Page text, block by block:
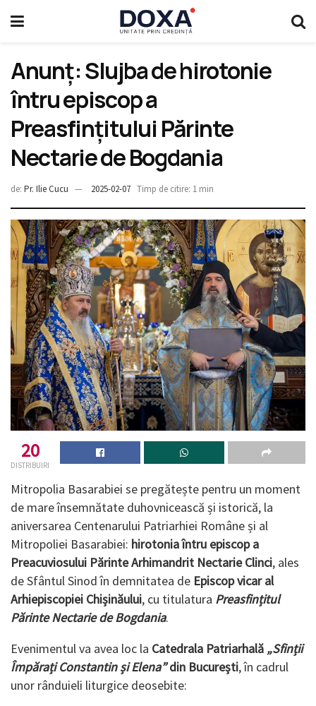
Anunț: Slujba de hirotonie
întru episcop a
Preasfințitului Părinte
Nectarie de Bogdania
de: Pr. Ilie Cucu 2025-02-07 Timp de citire: 1 min
20
DISTRIBUIRI
Mitropolia Basarabiei se pregătește pentru un moment
de mare însemnătate duhovnicească și istorică, la
aniversarea Centenarului Patriarhiei Române și al
Mitropoliei Basarabiei: hirotonia întru episcop a
Preacuviosului Părinte Arhimandrit Nectarie Clinci, ales
de Sfântul Sinod în demnitatea de Episcop vicar al
Arhiepiscopiei Chișinăului, cu titulatura Preasfințitul
Părinte Nectarie de Bogdania.
Evenimentul va avea loc la Catedrala Patriarhală „Sfinții
Împărați Constantin și Elena”din București, în cadrul
unor rânduieli liturgice deosebite: